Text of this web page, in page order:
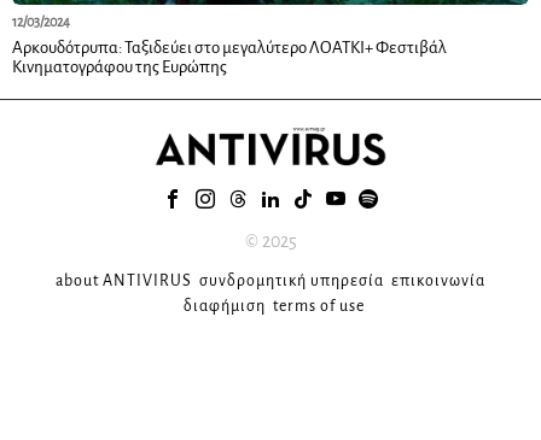
12/03/2024
Αρκουδότρυπα: Ταξιδεύει στο μεγαλύτερο ΛΟΑΤΚΙ+ Φεστιβάλ
Κινηματογράφου της Ευρώπης
© 2025
about ANTIVIRUS συνδρομητική υπηρεσία επικοινωνία
διαφήμιση terms of use